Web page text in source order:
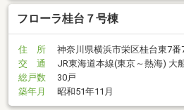
フローラ桂台７号棟
住 所
神奈川県横浜市栄区桂台東7番
交 通
JR東海道本線(東京～熱海) 大
総戸数
30戸
築年月
昭和51年11月